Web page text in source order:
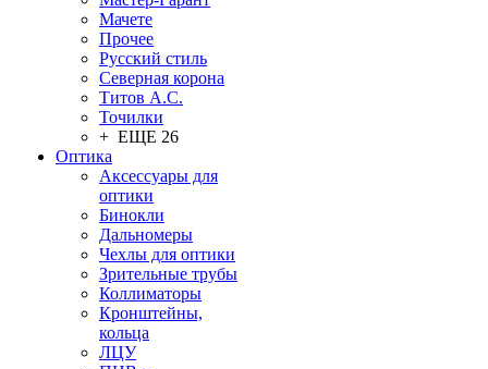
Мачете
Прочее
Русский стиль
Северная корона
Титов А.С.
Точилки
+ ЕЩЕ 26
Оптика
Аксессуары для
оптики
Бинокли
Дальномеры
Чехлы для оптики
Зрительные трубы
Коллиматоры
Кронштейны,
кольца
ЛЦУ